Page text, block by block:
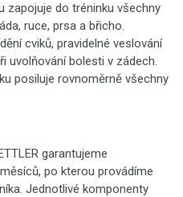
zapojuje do tréninku všechny
ruce, prsa a břicho.
cviků, pravidelné veslování
uvolňování bolesti v zádech.
posiluje rovnoměrně všechny
garantujeme
po kterou provádíme
Jednotlivé komponenty